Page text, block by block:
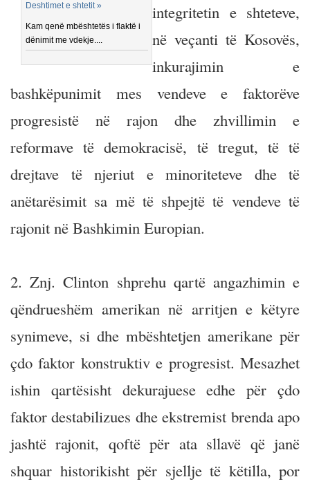
Deshtimet e shtetit »
Kam qenë mbështetës i flaktë i
dënimit me vdekje....
integritetin e shteteve,
në veçanti të Kosovës,
inkurajimin e
bashkëpunimit mes vendeve e faktorëve
progresistë në rajon dhe zhvillimin e
reformave të demokracisë, të tregut, të të
drejtave të njeriut e minoriteteve dhe të
anëtarësimit sa më të shpejtë të vendeve të
rajonit në Bashkimin Europian.
2. Znj. Clinton shprehu qartë angazhimin e
qëndrueshëm amerikan në arritjen e këtyre
synimeve, si dhe mbështetjen amerikane për
çdo faktor konstruktiv e progresist. Mesazhet
ishin qartësisht dekurajuese edhe për çdo
faktor destabilizues dhe ekstremist brenda apo
jashtë rajonit, qoftë për ata sllavë që janë
shquar historikisht për sjellje të këtilla, por